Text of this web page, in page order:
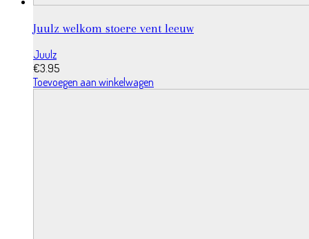
Juulz welkom stoere vent leeuw
Juulz
€3.95
Toevoegen aan winkelwagen